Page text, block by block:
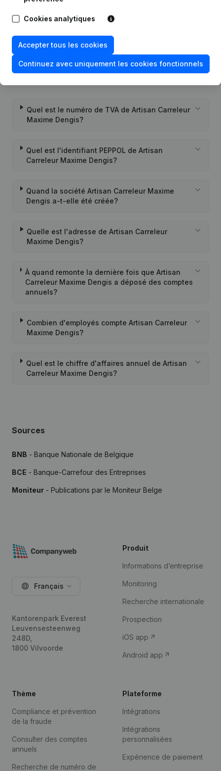
21-12-2020
Personne Morale, Ouverture
Succursale, etc...)
Quel est le numéro de TVA de Artisan Carreleur
Maxime Dengis?
Quel est l'identifiant PEPPOL de Artisan
Carreleur Maxime Dengis?
Quand la société Artisan Carreleur Maxime
Dengis a-t-elle été créée?
Quelle est l'adresse de Artisan Carreleur
Maxime Dengis?
À quand remonte la dernière fois que Artisan
Carreleur Maxime Dengis a déposé des comptes
annuels?
Combien d'employés compte Artisan Carreleur
Maxime Dengis?
Quel est le chiffre d'affaires annuel de Artisan
Carreleur Maxime Dengis?
Sources
BNB - Banque Nationale de Belgique
BCE - Banque-Carrefour des Entreprises
Moniteur - Publications par le Moniteur Belge
Cookies analytiques
Accepter tous les cookies
Continuez avec uniquement les cookies fonctionnels
Français
Kantorenpark Everest
Leuvensesteenweg
248D,
1800 Vilvoorde
Produit
Informations d’entreprise
Monitoring
Recherche internationale
Prospection
iOS app
Android app
Thème
Compliance et prévention
de la fraude
Consulter des comptes
annuels
Recherche de numéro de
Plateforme
Intégrations
Intégrations
personnalisées
Expérience de paiement